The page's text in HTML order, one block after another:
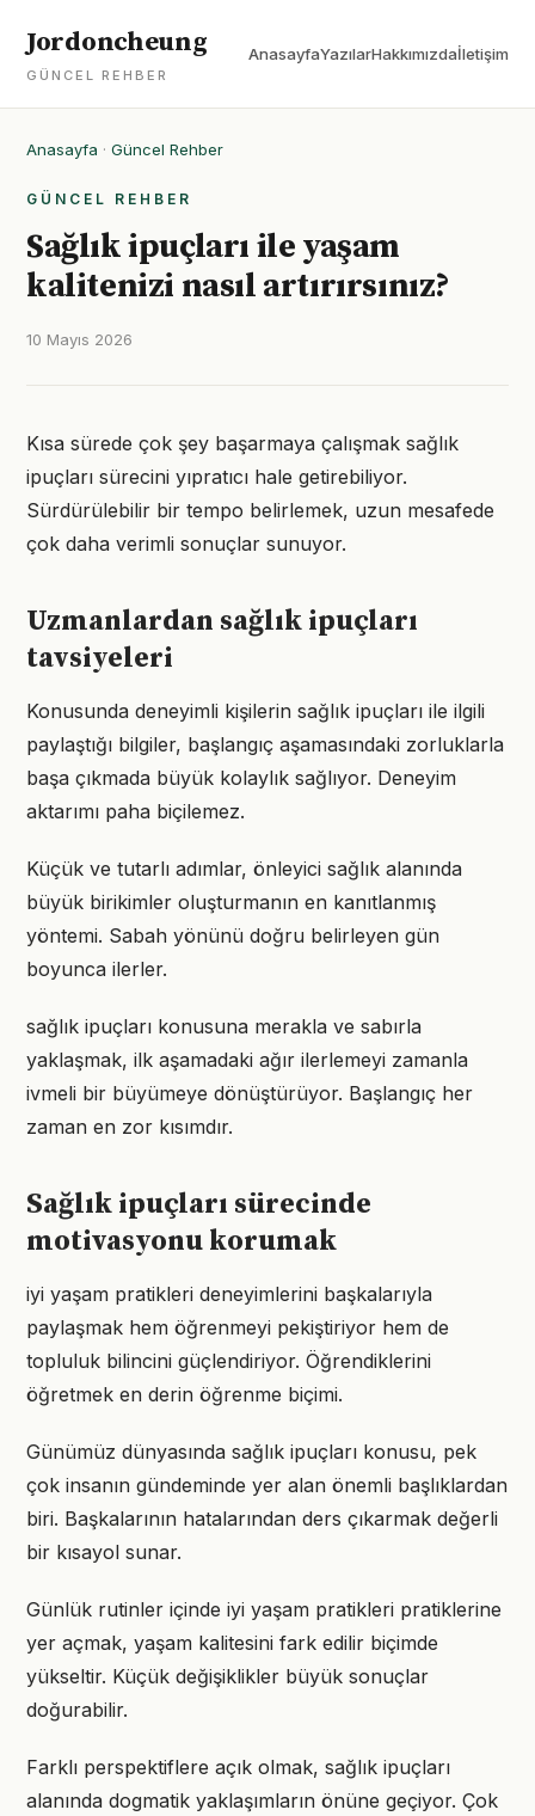
Jordoncheung
GÜNCEL REHBER
AnasayfaYazılarHakkımızdaİletişim
Anasayfa · Güncel Rehber
GÜNCEL REHBER
Sağlık ipuçları ile yaşam
kalitenizi nasıl artırırsınız?
10 Mayıs 2026
Kısa sürede çok şey başarmaya çalışmak sağlık
ipuçları sürecini yıpratıcı hale getirebiliyor.
Sürdürülebilir bir tempo belirlemek, uzun mesafede
çok daha verimli sonuçlar sunuyor.
Uzmanlardan sağlık ipuçları
tavsiyeleri
Konusunda deneyimli kişilerin sağlık ipuçları ile ilgili
paylaştığı bilgiler, başlangıç aşamasındaki zorluklarla
başa çıkmada büyük kolaylık sağlıyor. Deneyim
aktarımı paha biçilemez.
Küçük ve tutarlı adımlar, önleyici sağlık alanında
büyük birikimler oluşturmanın en kanıtlanmış
yöntemi. Sabah yönünü doğru belirleyen gün
boyunca ilerler.
sağlık ipuçları konusuna merakla ve sabırla
yaklaşmak, ilk aşamadaki ağır ilerlemeyi zamanla
ivmeli bir büyümeye dönüştürüyor. Başlangıç her
zaman en zor kısımdır.
Sağlık ipuçları sürecinde
motivasyonu korumak
iyi yaşam pratikleri deneyimlerini başkalarıyla
paylaşmak hem öğrenmeyi pekiştiriyor hem de
topluluk bilincini güçlendiriyor. Öğrendiklerini
öğretmek en derin öğrenme biçimi.
Günümüz dünyasında sağlık ipuçları konusu, pek
çok insanın gündeminde yer alan önemli başlıklardan
biri. Başkalarının hatalarından ders çıkarmak değerli
bir kısayol sunar.
Günlük rutinler içinde iyi yaşam pratikleri pratiklerine
yer açmak, yaşam kalitesini fark edilir biçimde
yükseltir. Küçük değişiklikler büyük sonuçlar
doğurabilir.
Farklı perspektiflere açık olmak, sağlık ipuçları
alanında dogmatik yaklaşımların önüne geçiyor. Çok